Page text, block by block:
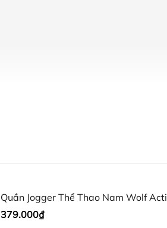
Quần Jogger Thể Thao Nam Wolf
Nhẹ, Thoáng Khí, Mát Mẻ, Nhanh Khô
379.000₫